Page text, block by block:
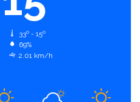
33º - 15º
69%
2.01 km/h